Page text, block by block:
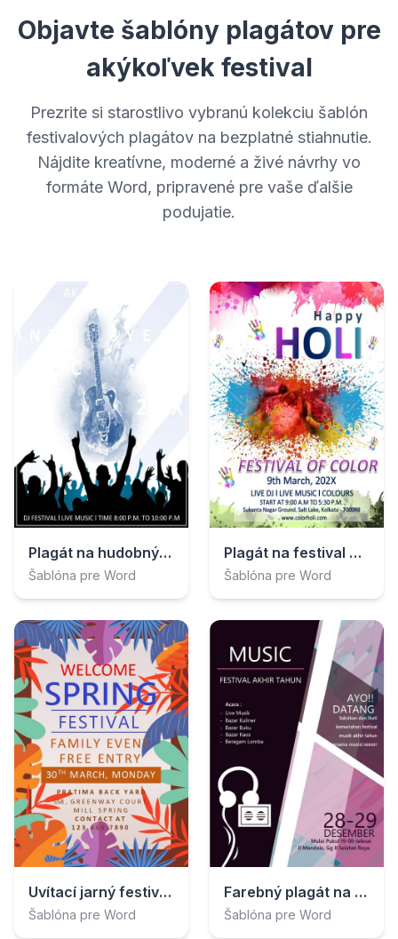
Objavte šablóny plagátov pre
akýkoľvek festival
Prezrite si starostlivo vybranú kolekciu šablón
festivalových plagátov na bezplatné stiahnutie.
Nájdite kreatívne, moderné a živé návrhy vo
formáte Word, pripravené pre vaše ďalšie
podujatie.
Plagát na hudobný festival
Šablóna pre Word
Plagát na festival Holi
Šablóna pre Word
Uvítací jarný festivalový plagát
Šablóna pre Word
Farebný plagát na hudobný festival
Šablóna pre Word